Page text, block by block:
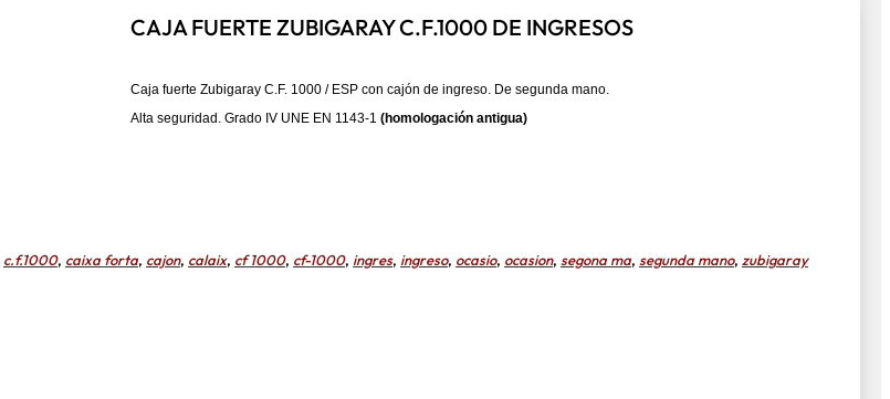
CAJA FUERTE ZUBIGARAY C.F.1000 DE INGRESOS
Caja fuerte Zubigaray C.F. 1000 / ESP con cajón de ingreso. De segunda mano.
Alta seguridad. Grado IV UNE EN 1143-1 (homologación antigua)
c.f.1000, caixa forta, cajon, calaix, cf 1000, cf-1000, ingres, ingreso, ocasio, ocasion, segona ma, segunda mano, zubigaray